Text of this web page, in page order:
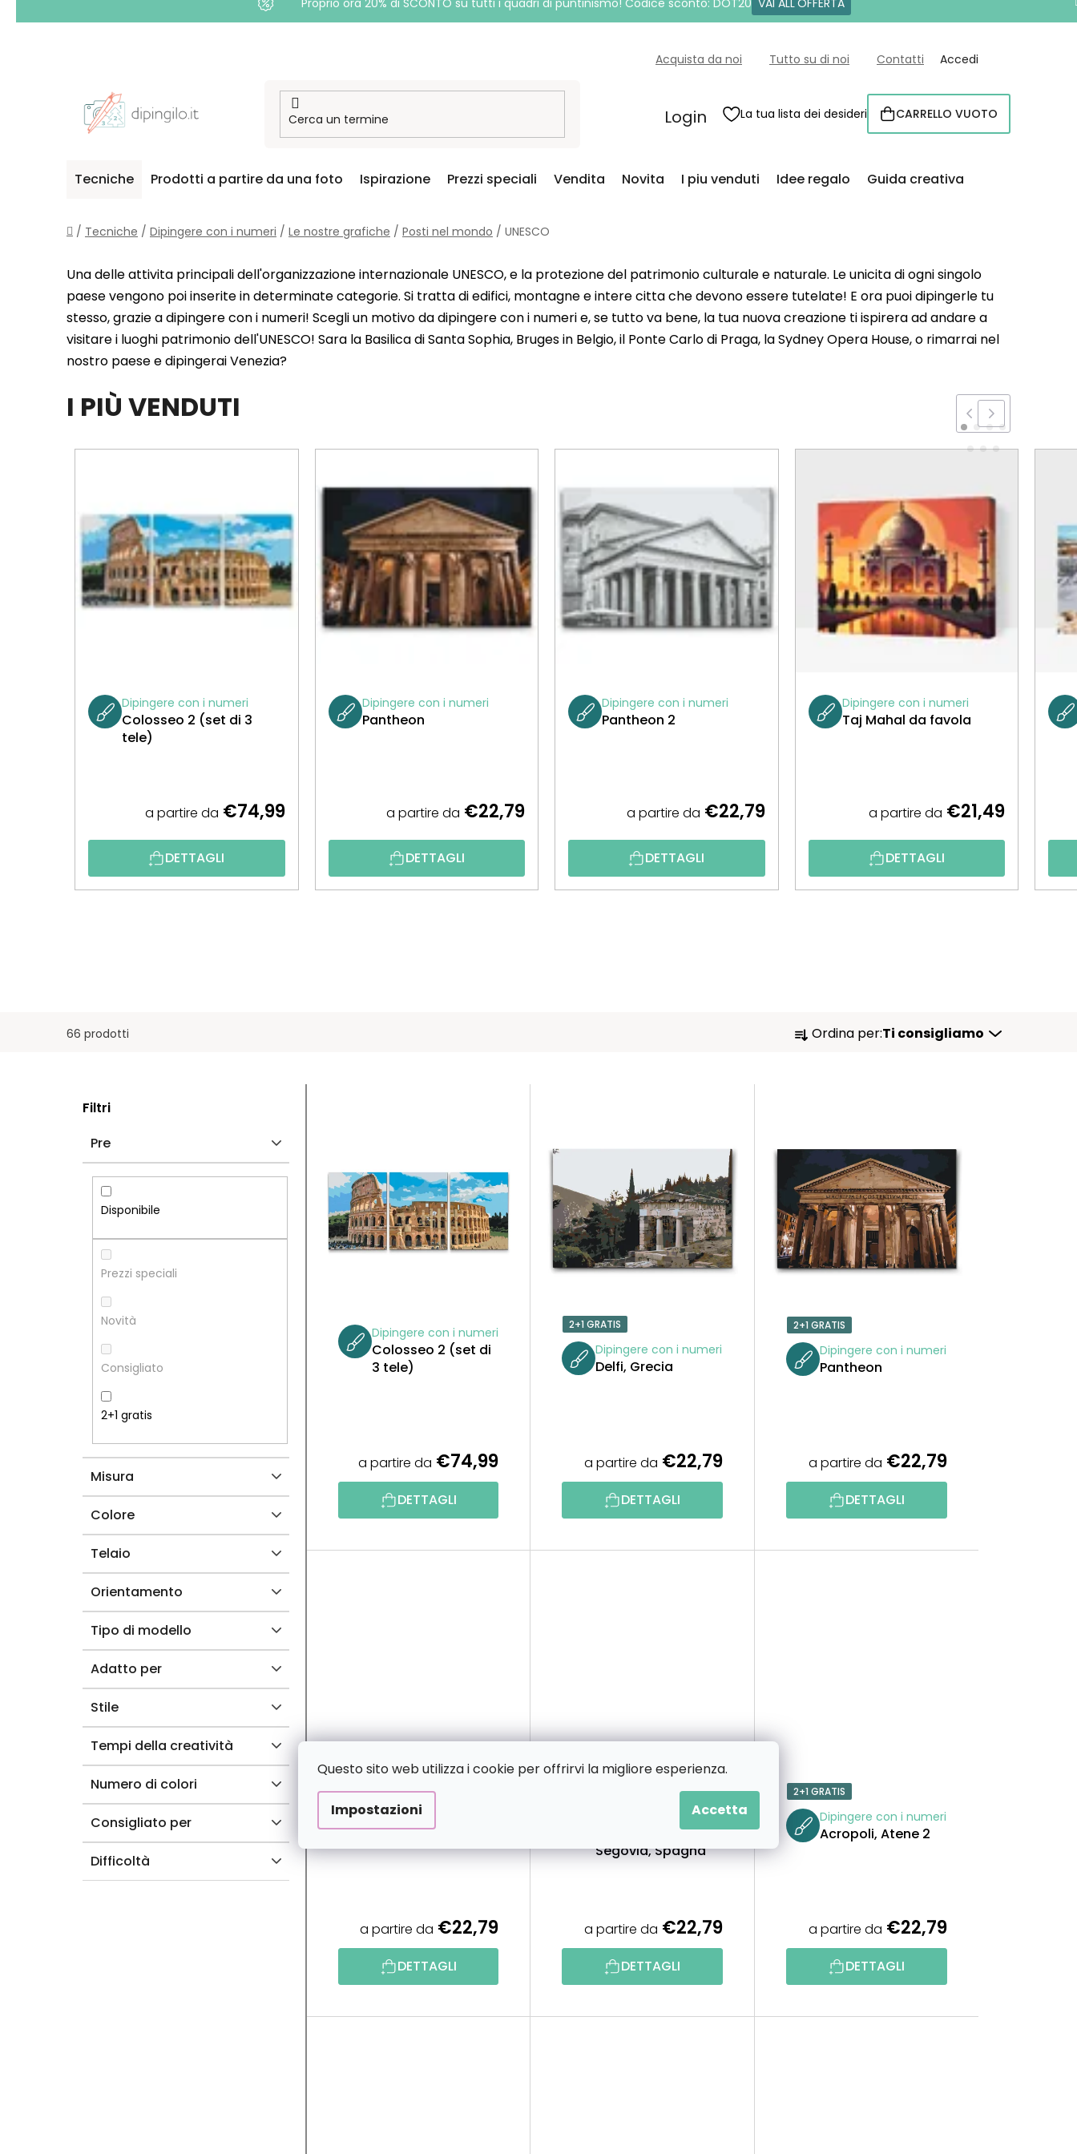
Questo sito web utilizza i cookie per offrirvi la migliore esperienza.
Impostazioni Accetta
Proprio ora 20% di SCONTO su tutti i quadri di puntinismo! Codice sconto: DOT20 VAI ALL'OFFERTA
Acquista da noi Tutto su di noi Contatti Accedi
Login La tua lista dei desideri CARRELLO
CARRELLO VUOTO
Tecniche Prodotti a partire da una foto Ispirazione Prezzi speciali Vendita Novita I piu venduti Idee regalo Guida creativa
Casa
/ Tecniche / Dipingere con i numeri / Le nostre grafiche / Posti nel mondo / UNESCO
Una delle attivita principali dell'organizzazione internazionale UNESCO, e la protezione del patrimonio culturale e naturale. Le unicita di ogni singolo
paese vengono poi inserite in determinate categorie. Si tratta di edifici, montagne e intere citta che devono essere tutelate! E ora puoi dipingerle tu
stesso, grazie a dipingere con i numeri! Scegli un motivo da dipingere con i numeri e, se tutto va bene, la tua nuova creazione ti ispirera ad andare a
visitare i luoghi patrimonio dell'UNESCO! Sara la Basilica di Santa Sophia, Bruges in Belgio, il Ponte Carlo di Praga, la Sydney Opera House, o rimarrai nel
nostro paese e dipingerai Venezia?
I PIÙ VENDUTI
Dipingere con i numeri
Colosseo 2 (set di 3
tele)
a partire da €74,99
DETTAGLI
Dipingere con i numeri
Pantheon
a partire da €22,79
DETTAGLI
Dipingere con i numeri
Pantheon 2
a partire da €22,79
DETTAGLI
Dipingere con i numeri
Taj Mahal da favola
a partire da €21,49
DETTAGLI
66 prodotti
O
N
A
M
E
N
T
O
R
O
D
O
Ordina per:Ti consigliamo
A
Filtri
Pre
Disponibile
Prezzi speciali
Novità
Consigliato
2+1 gratis
Misura
Colore
Telaio
Orientamento
Tipo di modello
Adatto per
Stile
Tempi della creatività
Numero di colori
Consigliato per
Difficoltà
O
Dipingere con i numeri
Colosseo 2 (set di
3 tele)
a partire da €74,99
DETTAGLI
2+1 GRATIS
Dipingere con i numeri
Delfi, Grecia
a partire da €22,79
DETTAGLI
2+1 GRATIS
Dipingere con i numeri
Pantheon
a partire da €22,79
DETTAGLI
2+1 GRATIS
Dipingere con i numeri
Pantheon 2
a partire da €22,79
DETTAGLI
Dipingere con i numeri
Acquedotto di
Segovia, Spagna
a partire da €22,79
DETTAGLI
2+1 GRATIS
Dipingere con i numeri
Acropoli, Atene 2
a partire da €22,79
DETTAGLI